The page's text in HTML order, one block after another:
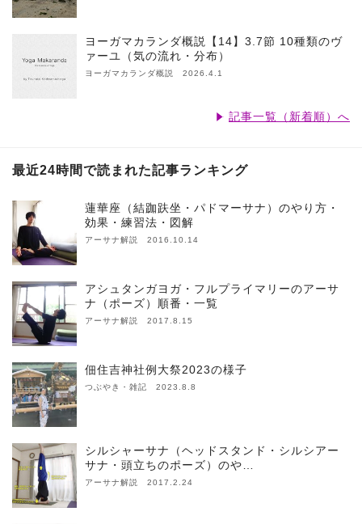
ヨーガマカランダ概説【14】3.7節 10種類のヴ
ァーユ（気の流れ・分布）
ヨーガマカランダ概説 2026.4.1
記事一覧（新着順）へ
最近24時間で読まれた記事ランキング
蓮華座（結跏趺坐・パドマーサナ）のやり方・
効果・練習法・図解
アーサナ解説 2016.10.14
アシュタンガヨガ・フルプライマリーのアーサ
ナ（ポーズ）順番・一覧
アーサナ解説 2017.8.15
佃住吉神社例大祭2023の様子
つぶやき・雑記 2023.8.8
シルシャーサナ（ヘッドスタンド・シルシアー
サナ・頭立ちのポーズ）のや…
アーサナ解説 2017.2.24